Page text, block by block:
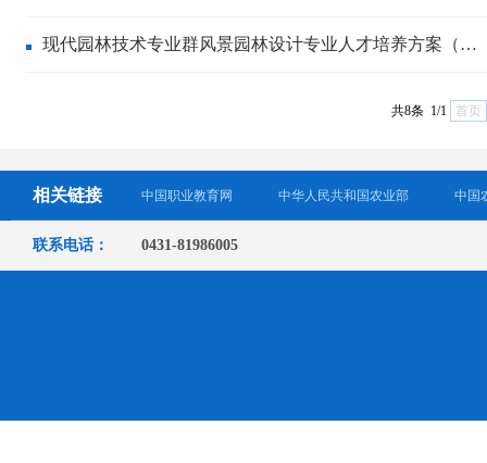
现代园林技术专业群风景园林设计专业人才培养方案（…
共8条 1/1 首页
相关链接 中国职业教育网 中华人民共和国农业部 中国
联系电话： 0431-81986005